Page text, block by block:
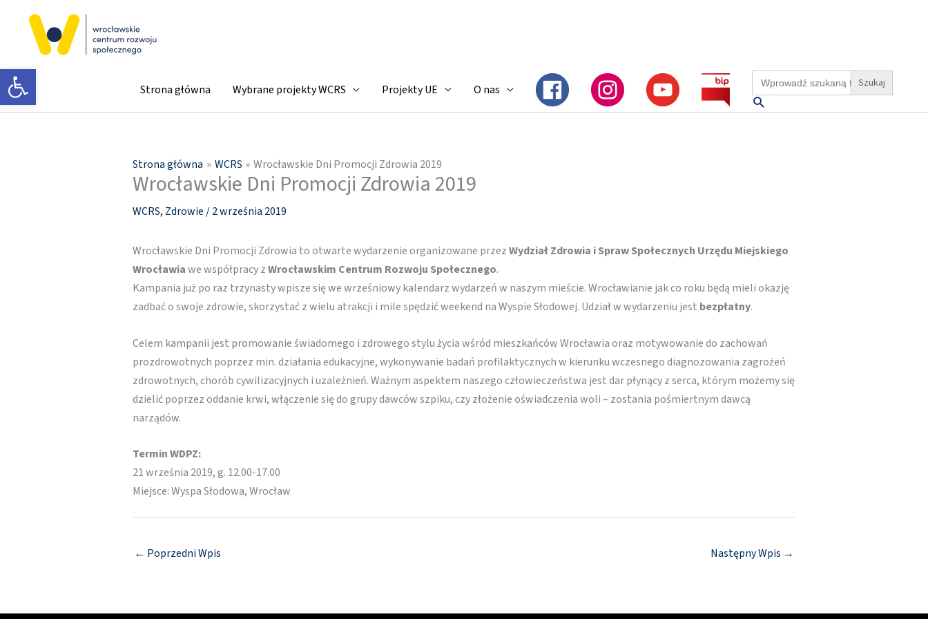
Otwórz pasek narzędzi Strona główna Wybrane projekty WCRS Projekty UE O nas
Search
for:
Szukaj
Strona główna WCRS Wrocławskie Dni Promocji Zdrowia 2019
Wrocławskie Dni Promocji Zdrowia 2019
WCRS, Zdrowie /2 września 2019
Wrocławskie Dni Promocji Zdrowia to otwarte wydarzenie organizowane przezWydział Zdrowia i Spraw Społecznych Urzędu Miejskiego
Wrocławiawe współpracy zWrocławskim Centrum Rozwoju Społecznego.
Kampania już po raz trzynasty wpisze się we wrześniowy kalendarz wydarzeń w naszym mieście. Wrocławianie jak co roku będą mieli okazję
zadbać o swoje zdrowie, skorzystać z wielu atrakcji i mile spędzić weekend na Wyspie Słodowej. Udział w wydarzeniu jest bezpłatny.
Celem kampanii jest promowanie świadomego i zdrowego stylu życia wśród mieszkańców Wrocławia oraz motywowanie do zachowań
prozdrowotnych poprzez min. działania edukacyjne, wykonywanie badań profilaktycznych w kierunku wczesnego diagnozowania zagrożeń
zdrowotnych, chorób cywilizacyjnych i uzależnień. Ważnym aspektem naszego człowieczeństwa jest dar płynący z serca, którym możemy się
dzielić poprzez oddanie krwi, włączenie się do grupy dawców szpiku, czy złożenie oświadczenia woli – zostania pośmiertnym dawcą
narządów.
Termin WDPZ:
21 września 2019, g. 12.00-17.00
Miejsce: Wyspa Słodowa, Wrocław
← Poprzedni Wpis Następny Wpis →